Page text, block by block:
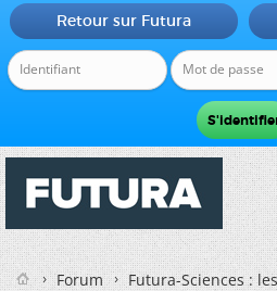
Retour sur Futura
Forum
Futura-Sciences :